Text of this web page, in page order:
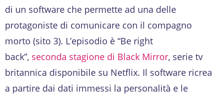
di un software che permette ad una delle
protagoniste di comunicare con il compagno
morto (sito 3). L’episodio è “Be right
back”, seconda stagione di Black Mirror, serie tv
britannica disponibile su Netflix. Il software ricrea
a partire dai dati immessi la personalità e le